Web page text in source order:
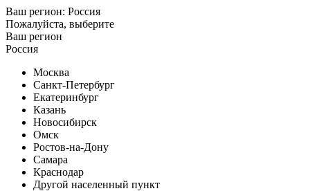
Ваш регион: Россия
Пожалуйста, выберите
Ваш регион
Россия
Москва
Санкт-Петербург
Екатеринбург
Казань
Новосибирск
Омск
Ростов-на-Дону
Самара
Краснодар
Другой населенный пункт